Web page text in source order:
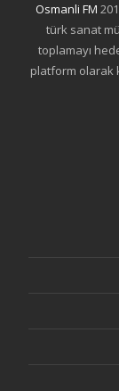
Osmanli FM
türk sanat
toplamayı
platform olarak